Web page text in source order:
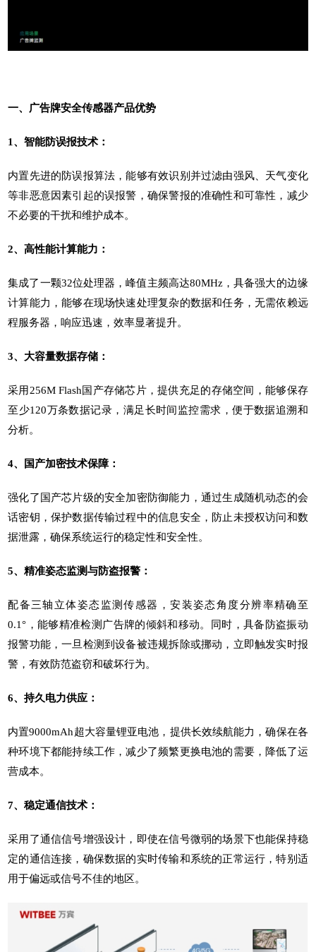
一、 广告牌安全传感器产品优势
1、智能防误报技术：
内置先进的防误报算法，能够有效识别并过滤由强风、天气变化
等非恶意因素引起的误报警，确保警报的准确性和可靠性，减少
不必要的干扰和维护成本。
2、高性能计算能力：
集成了一颗32位处理器，峰值主频高达80MHz，具备强大的边缘
计算能力，能够在现场快速处理复杂的数据和任务，无需依赖远
程服务器，响应迅速，效率显著提升。
3、大容量数据存储：
采用256M Flash国产存储芯片，提供充足的存储空间，能够保存
至少120万条数据记录，满足长时间监控需求，便于数据追溯和
分析。
4、国产加密技术保障：
强化了国产芯片级的安全加密防御能力，通过生成随机动态的会
话密钥，保护数据传输过程中的信息安全，防止未授权访问和数
据泄露，确保系统运行的稳定性和安全性。
5、精准姿态监测与防盗报警：
配备三轴立体姿态监测传感器，安装姿态角度分辨率精确至
0.1°，能够精准检测广告牌的倾斜和移动。同时，具备防盗振动
报警功能，一旦检测到设备被违规拆除或挪动，立即触发实时报
警，有效防范盗窃和破坏行为。
6、持久电力供应：
内置9000mAh超大容量锂亚电池，提供长效续航能力，确保在各
种环境下都能持续工作，减少了频繁更换电池的需要，降低了运
营成本。
7、稳定通信技术：
采用了通信信号增强设计，即使在信号微弱的场景下也能保持稳
定的通信连接，确保数据的实时传输和系统的正常运行，特别适
用于偏远或信号不佳的地区。